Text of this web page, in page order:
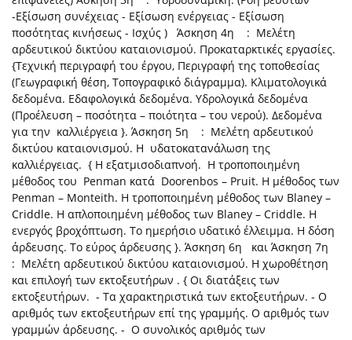
-Εξίσωση συνέχειας - Εξίσωση ενέργειας - Εξίσωση
ποσότητας κινήσεως - Ισχύς ) Άσκηση 4η : Μελέτη
αρδευτικού δικτύου καταιονισμού. Προκαταρκτικές εργασίες.
{Τεχνική περιγραφή του έργου, Περιγραφή της τοποθεσίας
(Γεωγραφική θέση, Τοπογραφικό διάγραμμα). Κλιματολογικά
δεδομένα. Εδαφολογικά δεδομένα. Υδρολογικά δεδομένα
(Προέλευση – ποσότητα – ποιότητα – του νερού). Δεδομένα
για την καλλιέργεια }. Άσκηση 5η : Μελέτη αρδευτικού
δικτύου καταιονισμού. Η υδατοκατανάλωση της
καλλιέργειας. { Η εξατμισοδιαπνοή. Η τροποποιημένη
μέθοδος του Penman κατά Doorenbos – Pruit. Η μέθοδος των
Penman – Monteith. Η τροποποιημένη μέθοδος των Blaney –
Criddle. Η απλοποιημένη μέθοδος των Blaney – Criddle. Η
ενεργός βροχόπτωση. Το ημερήσιο υδατικό έλλειμμα. Η δόση
άρδευσης. Το εύρος άρδευσης }. Άσκηση 6η και Άσκηση 7η
: Μελέτη αρδευτικού δικτύου καταιονισμού. Η χωροθέτηση
και επιλογή των εκτοξευτήρων . { Οι διατάξεις των
εκτοξευτήρων. - Τα χαρακτηριστικά των εκτοξευτήρων. - Ο
αριθμός των εκτοξευτήρων επί της γραμμής. Ο αριθμός των
γραμμών άρδευσης. - Ο συνολικός αριθμός των